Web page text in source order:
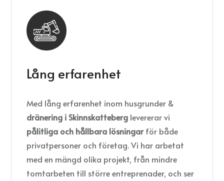
Lång erfarenhet
Med lång erfarenhet inom husgrunder &
dränering i Skinnskatteberg levererar vi
pålitliga och hållbara lösningarför både
privatpersoner och företag. Vi har arbetat
med en mängd olika projekt, från mindre
tomtarbeten till större entreprenader, och ser